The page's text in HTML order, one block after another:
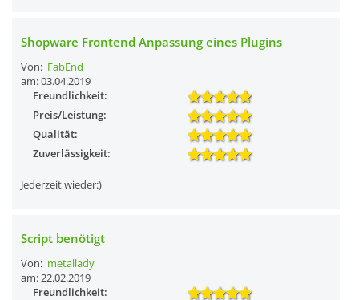
Shopware Frontend Anpassung eines Plugins
Von: FabEnd
am: 03.04.2019
Freundlichkeit:
Preis/Leistung:
Qualität:
Zuverlässigkeit:
Jederzeit wieder:)
Script benötigt
Von: metallady
am: 22.02.2019
Freundlichkeit: